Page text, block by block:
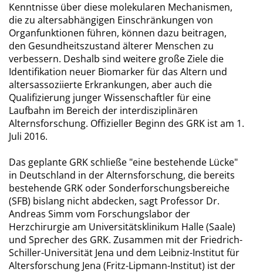
Kenntnisse über diese molekularen Mechanismen,
die zu altersabhängigen Einschränkungen von
Organfunktionen führen, können dazu beitragen,
den Gesundheitszustand älterer Menschen zu
verbessern. Deshalb sind weitere große Ziele die
Identifikation neuer Biomarker für das Altern und
altersassoziierte Erkrankungen, aber auch die
Qualifizierung junger Wissenschaftler für eine
Laufbahn im Bereich der interdisziplinären
Alternsforschung. Offizieller Beginn des GRK ist am 1.
Juli 2016.
Das geplante GRK schließe "eine bestehende Lücke"
in Deutschland in der Alternsforschung, die bereits
bestehende GRK oder Sonderforschungsbereiche
(SFB) bislang nicht abdecken, sagt Professor Dr.
Andreas Simm vom Forschungslabor der
Herzchirurgie am Universitätsklinikum Halle (Saale)
und Sprecher des GRK. Zusammen mit der Friedrich-
Schiller-Universität Jena und dem Leibniz-Institut für
Altersforschung Jena (Fritz-Lipmann-Institut) ist der